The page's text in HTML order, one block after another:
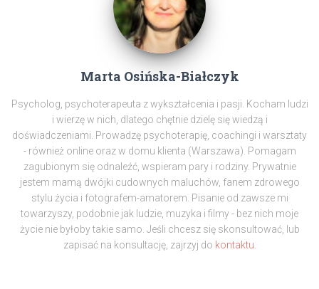
Marta Osińska-Białczyk
Psycholog, psychoterapeuta z wykształcenia i pasji. Kocham ludzi
i wierzę w nich, dlatego chętnie dzielę się wiedzą i
doświadczeniami. Prowadzę psychoterapię, coachingi i warsztaty
- również online oraz w domu klienta (Warszawa). Pomagam
zagubionym się odnaleźć, wspieram pary i rodziny. Prywatnie
jestem mamą dwójki cudownych maluchów, fanem zdrowego
stylu życia i fotografem-amatorem. Pisanie od zawsze mi
towarzyszy, podobnie jak ludzie, muzyka i filmy - bez nich moje
życie nie byłoby takie samo. Jeśli chcesz się skonsultować, lub
zapisać na konsultację, zajrzyj do kontaktu.